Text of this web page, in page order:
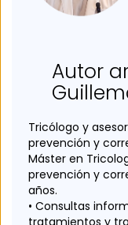
Autor
Tricólogo y
prevención y
Máster en
prevención y
años.
• Consultas
tratamientos y